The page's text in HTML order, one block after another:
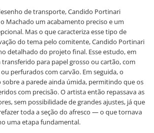
de transporte, Candido Portinari
Machado um acabamento preciso e um
Mas o que caracteriza esse tipo de
do tema pelo comitente, Candido Portinari
detalhado do projeto final. Esse estudo, em
para papel grosso ou cartão, com
perfurados com carvão. Em seguida, o
sobre a parede ainda úmida, permitindo que os
com precisão. O artista então repassava as
sem possibilidade de grandes ajustes, já que
toda a seção do afresco — o que tornava
uma etapa fundamental.